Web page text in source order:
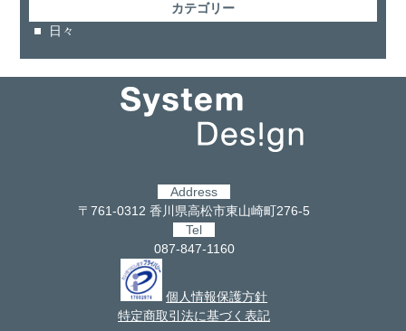
カテゴリー
日々
Address
〒761-0312 香川県高松市東山崎町276-5
Tel
087-847-1160
個人情報保護方針
特定商取引法に基づく表記